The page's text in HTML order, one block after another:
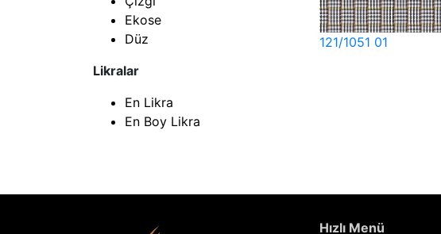
Ekose
Düz
Likralar
En Likra
En Boy Likra
121/1051 01
Hızlı Menü